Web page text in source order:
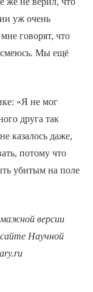
уж очень
говорят, что
смеюсь. Мы ещё
«Я не мог
друга так
казалось даже,
потому что
убитым на поле
версии
Научной
.ru